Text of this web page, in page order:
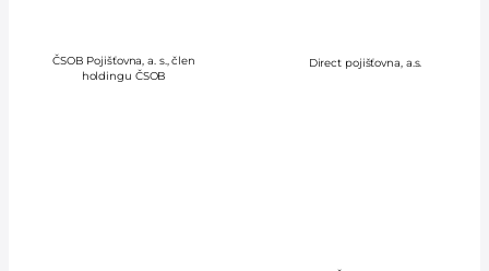
ČSOB Pojišťovna, a. s., člen
holdingu ČSOB
Direct pojišťovna, a.s.